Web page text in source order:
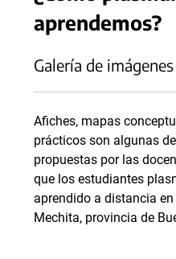
aprendemos?
Galería de imágenes
Afiches, mapas
prácticos son algunas
propuestas por las
que los estudiantes
aprendido a distancia en
Mechita, provincia de